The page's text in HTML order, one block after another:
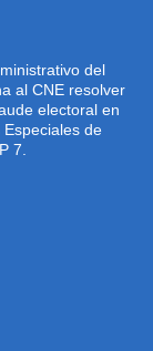
del
al CNE resolver
electoral en
Especiales de
7.